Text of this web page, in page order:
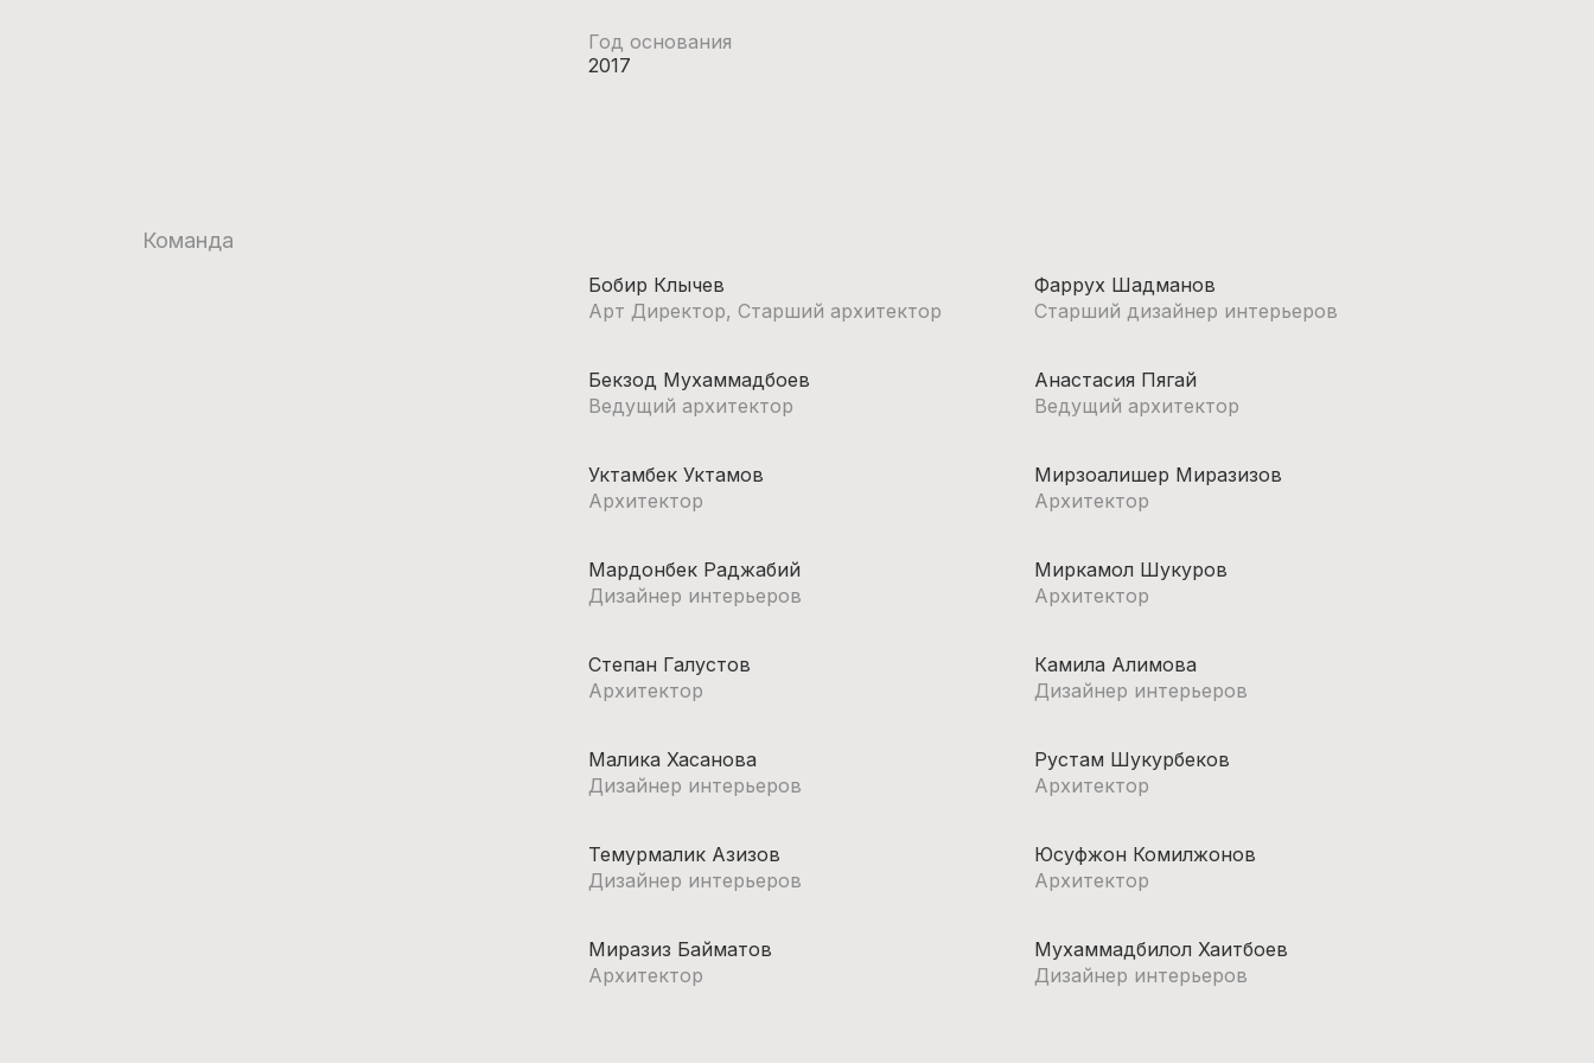
Год основания
2017
Команда
Бобир Клычев
Арт Директор, Старший архитектор
Фаррух Шадманов
Старший дизайнер интерьеров
Бекзод Мухаммадбоев
Ведущий архитектор
Анастасия Пягай
Ведущий архитектор
Уктамбек Уктамов
Архитектор
Мирзоалишер Миразизов
Архитектор
Мардонбек Раджабий
Дизайнер интерьеров
Миркамол Шукуров
Архитектор
Степан Галустов
Архитектор
Камила Алимова
Дизайнер интерьеров
Малика Хасанова
Дизайнер интерьеров
Рустам Шукурбеков
Архитектор
Темурмалик Азизов
Дизайнер интерьеров
Юсуфжон Комилжонов
Архитектор
Миразиз Байматов
Архитектор
Мухаммадбилол Хаитбоев
Дизайнер интерьеров